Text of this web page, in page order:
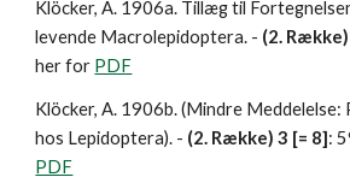
Klöcker, A. 1906a. Tillæg til
levende Macrolepidoptera. - (2.
her for PDF
Klöcker, A. 1906b. (Mindre
hos Lepidoptera). - (2. Række) 3 [= 8]
PDF